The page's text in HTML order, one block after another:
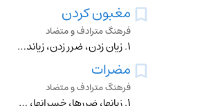
مغبون کردن
فرهنگ مترادف و متضاد
۱. زیان زدن، ضرر زدن، زیاندیده کردن، خسارتدیدن ۲. گول زدن
مضرات
فرهنگ مترادف و متضاد